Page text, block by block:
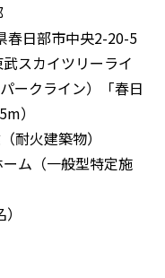
日部市中央2-20-5
カイツリーライ
ークライン）「春日
）
火建築物）
（一般型特定施